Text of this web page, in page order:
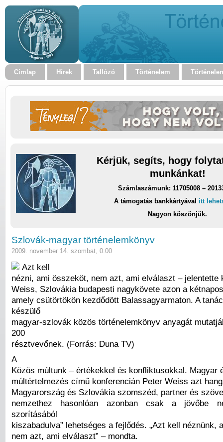
Címlap Hírek Tallózó Történelem
Kérjük, segíts, hogy
munkánkat!
Számlaszámunk: 11705008 –
A támogatás bankkártyával itt
Nagyon köszönjük.
Szlovák-magyar történelemkönyv
2009. november 14. szombat, 0:00
Azt kell
nézni, ami összeköt, nem azt, ami elválaszt – jelentette
Weiss, Szlovákia budapesti nagykövete azon a
amely csütörtökön kezdődött Balassagyarmaton. A
készülő
magyar-szlovák közös történelemkönyv anyagát
200
résztvevőnek. (Forrás: Duna TV)
A
Közös múltunk – értékekkel és konfliktusokkal. Magyar
múltértelmezés című konferencián Peter Weiss azt
Magyarország és Szlovákia szomszéd, partner és
nemzethez hasonlóan azonban csak a jövőbe
szorításából
kiszabadulva” lehetséges a fejlődés. „Azt kell néznünk,
nem azt, ami elválaszt” – mondta.